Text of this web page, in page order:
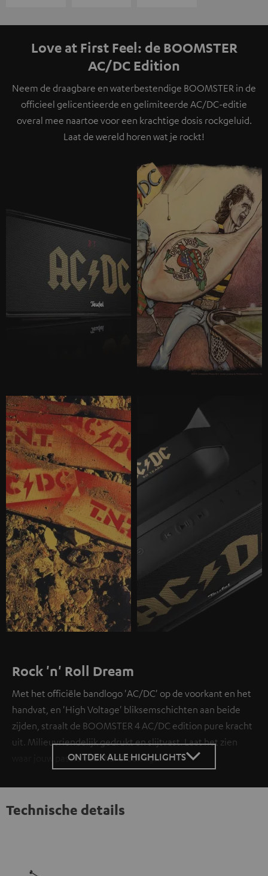
Love at First Feel: de BOOMSTER
AC/DC Edition
Neem de draagbare en waterbestendige BOOMSTER in de
officieel gelicentieerde en gelimiteerde AC/DC-editie
overal mee naartoe voor een krachtige dosis rockgeluid.
Laat de wereld horen wat je rockt!
Rock 'n' Roll Dream
Met het officiële bandlogo 'AC/DC' op de voorkant en het
handvat, en 'High Voltage' bliksemschichten aan beide
zijden, straalt de BOOMSTER 4 AC/DC edition pure kracht
uit. Milieuvriendelijk gedrukt en slijtvast. Laat het zien
waar jouw passie voor hardrock ligt.
ONTDEK ALLE HIGHLIGHTS
Technische details